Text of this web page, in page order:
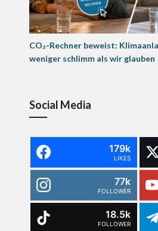
CO₂-Rechner beweist:
weniger schlimm als wir glauben
Social Media
179k
LIKES
77k
FOLLOWER
18.5k
FOLLOWER